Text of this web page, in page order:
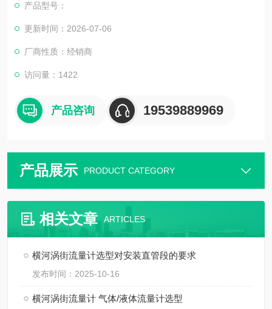
手操器 HART475手操器等，我们始终坚持“质量*、用户至上、公
平合理、互惠互利“的合作原则,努力为广大客户提供优质的产品
产品型号：
更新时间：2026-07-06
厂商性质：经销商
访问量：1422
产品咨询 19539889969
产品展示 PRODUCT CATEGORY
相关文章 ARTICLES
横河涡街流量计选型对安装直管段的要求
发布时间：2025-10-16
横河涡街流量计 气体/液体流量计选型